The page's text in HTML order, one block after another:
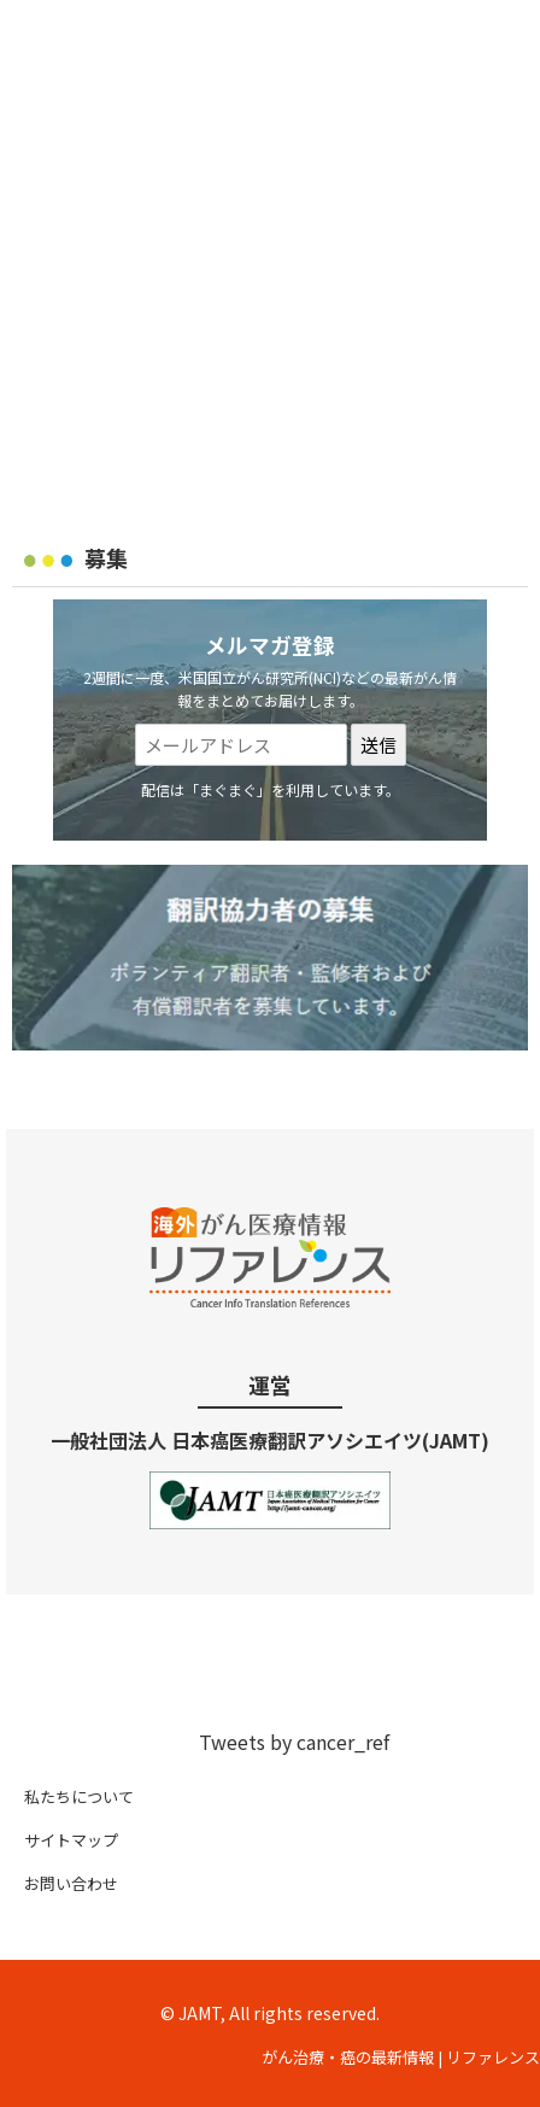
募集
メルマガ登録
2週間に一度、米国国立がん研究所(NCI)などの最新がん情
報をまとめてお届けします。
配信は「まぐまぐ」を利用しています。
運営
一般社団法人 日本癌医療翻訳アソシエイツ(JAMT)
Tweets by cancer_ref
私たちについて
サイトマップ
お問い合わせ
© JAMT, All rights reserved.
がん治療・癌の最新情報 | リファレンス